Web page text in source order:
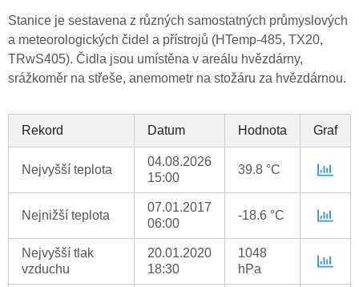
Stanice je sestavena z různých samostatných průmyslových
a meteorologických čidel a přístrojů (HTemp-485, TX20,
TRwS405). Čidla jsou umístěna v areálu hvězdárny,
srážkoměr na střeše, anemometr na stožáru za hvězdárnou.
Rekord Datum Hodnota Graf
Nejvyšší teplota
04.08.2026
15:00
39.8 °C
Nejnižší teplota
07.01.2017
06:00
-18.6 °C
Nejvyšší tlak
vzduchu
20.01.2020
18:30
1048
hPa